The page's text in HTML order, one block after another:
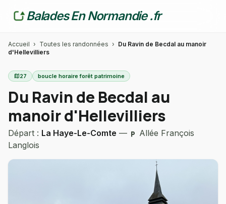
Balades En Normandie .fr
Accueil › Toutes les randonnées › Du Ravin de Becdal au manoir
d'Hellevilliers
map27 boucle horaire forêt patrimoine
Du Ravin de Becdal au
manoir d'Hellevilliers
Départ : La Haye-Le-Comte — local_parking
Allée François
Langlois